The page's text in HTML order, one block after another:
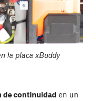
la placa xBuddy
de continuidad en un